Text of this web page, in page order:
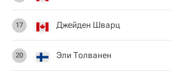
17 Джейден Шварц
20 Эли Толванен